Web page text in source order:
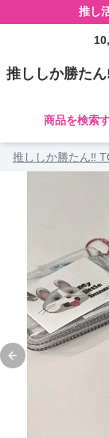
推し
推ししか勝た
商品を検索
推ししか勝たん‼
Previous slide